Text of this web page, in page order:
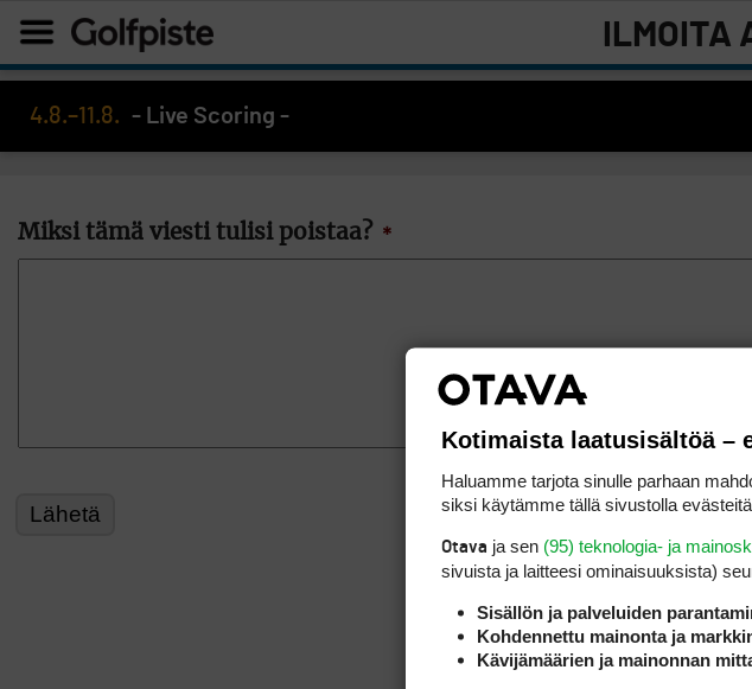
ILMOITA
4.8.–11.8. - Live Scoring -
Miksi tämä viesti tulisi poistaa? *
Kotimaista laatusisältöä –
Haluamme tarjota sinulle parhaan
siksi käytämme tällä sivustolla
Otava ja sen (95) teknologia- ja
sivuista ja laitteesi ominaisuuk­sista)
Sisällön ja palveluiden
Kohdennettu mainonta ja
Kävijämäärien ja mainonnan